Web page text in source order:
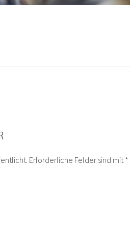
Erforderliche Felder sind mit *